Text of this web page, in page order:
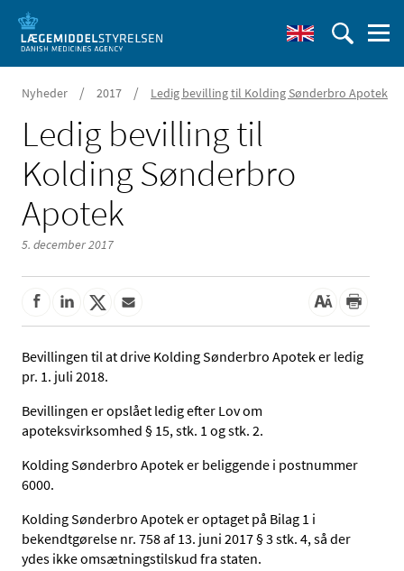
Nyheder / 2017 / Ledig bevilling til Kolding Sønderbro Apotek
Ledig bevilling til
Kolding Sønderbro
Apotek
5. december 2017
Bevillingen til at drive Kolding Sønderbro Apotek er ledig
pr. 1. juli 2018.
Bevillingen er opslået ledig efter Lov om
apoteksvirksomhed § 15, stk. 1 og stk. 2.
Kolding Sønderbro Apotek er beliggende i postnummer
6000.
Kolding Sønderbro Apotek er optaget på Bilag 1 i
bekendtgørelse nr. 758 af 13. juni 2017 § 3 stk. 4, så der
ydes ikke omsætningstilskud fra staten.